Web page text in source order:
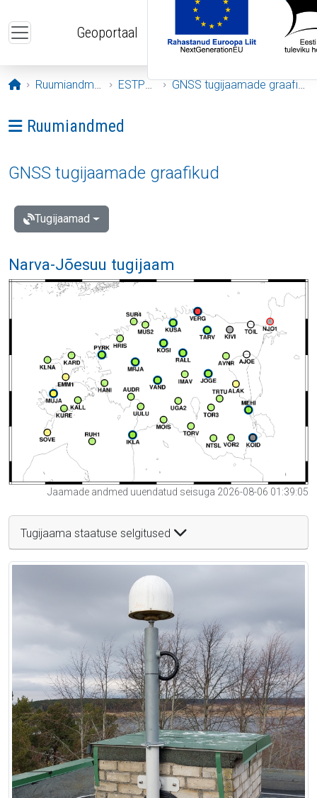
Geoportaal
Avaleht
Ruumiandmed ESTPOS GNSS tugijaamade graafikud
Ava menüü: Ruumiandmed
Ruumiandmed
GNSS tugijaamade graafikud
Tugijaamad
Narva-Jõesuu tugijaam
Jaamade andmed uuendatud seisuga 2026-08-06 01:39:05
Tugijaama staatuse selgitused